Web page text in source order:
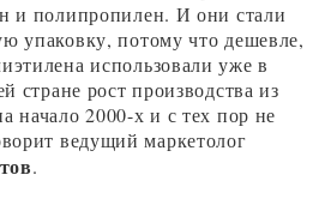
и полипропилен. И они стали
упаковку, потому что дешевле,
использовали уже в
стране рост производства из
начало 2000-х и с тех пор не
ведущий маркетолог
.